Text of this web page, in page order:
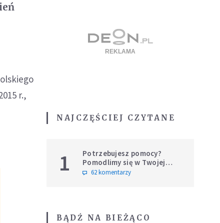
r.,
NAJCZĘŚCIEJ CZYTANE
1
Potrzebujesz pomocy?
Pomodlimy się w Twojej
intencji
62 komentarzy
BĄDŹ NA BIEŻĄCO